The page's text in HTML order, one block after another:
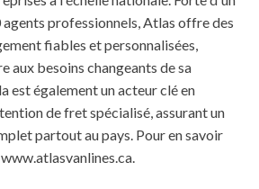
agents professionnels, Atlas offre des
fiables et personnalisées,
aux besoins changeants de sa
est également un acteur clé en
de fret spécialisé, assurant un
partout au pays. Pour en savoir